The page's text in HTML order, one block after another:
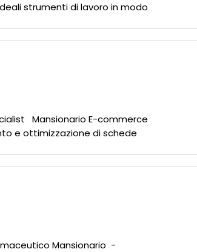
strumenti di lavoro in modo
e la conse
Mansionario E-commerce
e ottimizzazione di schede
utente f
Mansionario -